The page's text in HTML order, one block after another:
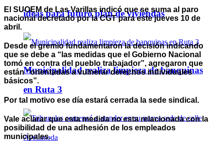
ideas para futuro plan de viviendas
Municipalidad realiza limpieza de banquinas
en Ruta 3
El SUOEM de Las Varillas indicó que se suma al paro
nacional decretado por la CGT para este jueves 10 de
abril.
Desde el gremio fundamentaron la decisión indicando
que se debe a “las medidas que el Gobierno Nacional
tomó en contra del pueblo trabajador”, agregaron que
están “orientadas a vulnerar derechos individuales
básicos”.
Por tal motivo ese día estará cerrada la sede sindical.
Vale aclarar que esta medida no esta relacionada con la
posibilidad de una adhesión de los empleados
municipales.